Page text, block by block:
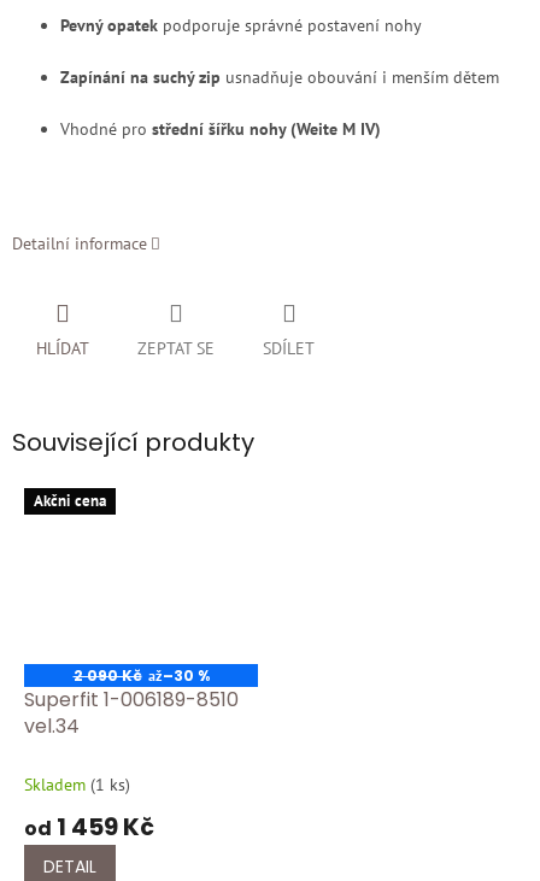
Pevný opatek podporuje správné postavení nohy
Zapínání na suchý zip usnadňuje obouvání i menším dětem
Vhodné pro střední šířku nohy (Weite M IV)
Detailní informace
ZEPTAT SE
HLÍDAT SDÍLET
Související produkty
Akčni cena
2 090 Kč až–30 %
Superfit 1-006189-8510
vel.34
Skladem (1 ks)
od 1 459 Kč
DETAIL